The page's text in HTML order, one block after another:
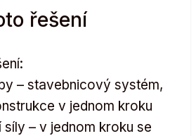
řešení
– stavebnicový systém,
v jednom kroku
– v jednom kroku se